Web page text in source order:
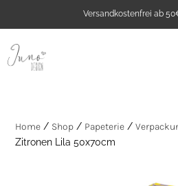
Versandkostenfrei ab
Home / Shop / Papeterie /
Zitronen Lila 50x70cm